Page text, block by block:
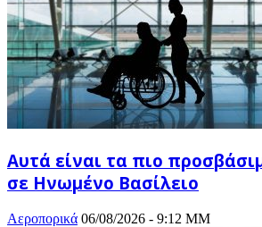
Αυτά είναι τα πιο
σε Ηνωμένο Βασίλειο
Αεροπορικά 06/08/2026 - 9:12 ΜΜ